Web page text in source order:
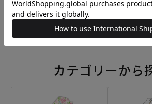
刺し子 かぼちゃ 刺し子 しゃ
¥572(税込)
カテゴリーから